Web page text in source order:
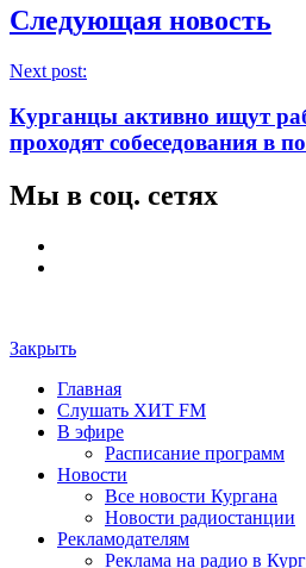
Следующая новость
Next post:
Курганцы активно ищут
проходят собеседования в
Мы в соц. сетях
Закрыть
Главная
Слушать ХИТ FM
В эфире
Расписание программ
Новости
Все новости Кургана
Новости радиостанции
Рекламодателям
Реклама на радио в